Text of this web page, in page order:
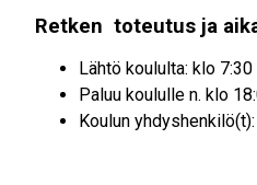
Retken toteutus ja
Lähtö koululta: klo 7:30
Paluu koululle n. klo
Koulun